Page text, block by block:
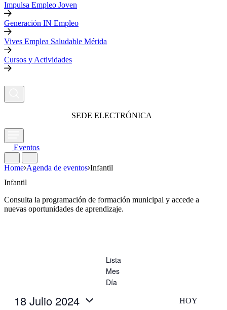
Impulsa Empleo Joven
Generación IN Empleo
Vives Emplea Saludable Mérida
Cursos y Actividades
SEDE ELECTRÓNICA
Eventos
Home Agenda de eventos Infantil
Infantil
Consulta la programación de formación municipal y accede a
nuevas oportunidades de aprendizaje.
Lista
Mes
Día
HOY
18 Julio 2024